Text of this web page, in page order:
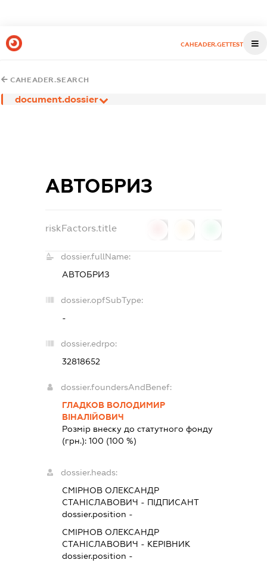
CAHEADER.GETTEST
CAHEADER.SEARCH
document.dossier
АВТОБРИЗ
riskFactors.title
dossier.fullName:
АВТОБРИЗ
dossier.opfSubType:
-
dossier.edrpo:
32818652
dossier.foundersAndBenef:
ГЛАДКОВ ВОЛОДИМИР
ВІНАЛІЙОВИЧ
Розмір внеску до статутного фонду
(грн.):100 (100 %)
dossier.heads:
СМІРНОВ ОЛЕКСАНДР
СТАНІСЛАВОВИЧ - ПІДПИСАНТ
dossier.position -
СМІРНОВ ОЛЕКСАНДР
СТАНІСЛАВОВИЧ - КЕРІВНИК
dossier.position -